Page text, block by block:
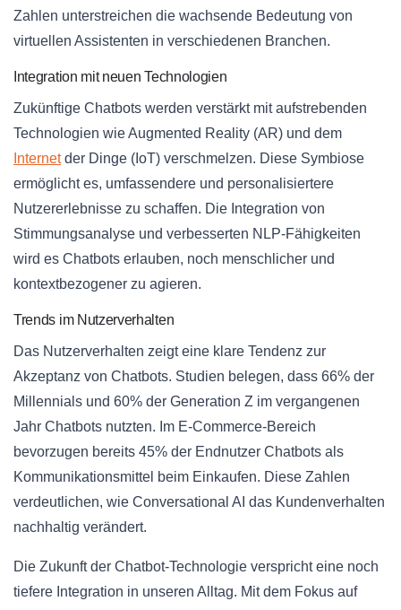
Zahlen unterstreichen die wachsende Bedeutung von
virtuellen Assistenten in verschiedenen Branchen.
Integration mit neuen Technologien
Zukünftige Chatbots werden verstärkt mit aufstrebenden
Technologien wie Augmented Reality (AR) und dem
Internetder Dinge (IoT) verschmelzen. Diese Symbiose
ermöglicht es, umfassendere und personalisiertere
Nutzererlebnisse zu schaffen. Die Integration von
Stimmungsanalyse und verbesserten NLP-Fähigkeiten
wird es Chatbots erlauben, noch menschlicher und
kontextbezogener zu agieren.
Trends im Nutzerverhalten
Das Nutzerverhalten zeigt eine klare Tendenz zur
Akzeptanz von Chatbots. Studien belegen, dass 66% der
Millennials und 60% der Generation Z im vergangenen
Jahr Chatbots nutzten. Im E-Commerce-Bereich
bevorzugen bereits 45% der Endnutzer Chatbots als
Kommunikationsmittel beim Einkaufen. Diese Zahlen
verdeutlichen, wie Conversational AI das Kundenverhalten
nachhaltig verändert.
Die Zukunft der Chatbot-Technologie verspricht eine noch
tiefere Integration in unseren Alltag. Mit dem Fokus auf